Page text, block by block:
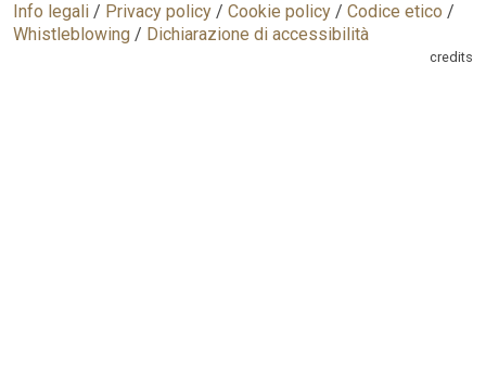
Info legali / Privacy policy / Cookie policy / Codice etico /
Whistleblowing / Dichiarazione di accessibilità
credits